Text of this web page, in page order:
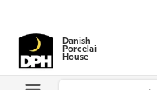
Danish
Porcelain
House